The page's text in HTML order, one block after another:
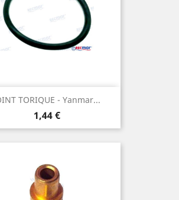
TORIQUE - Yanmar...
Prix
1,44 €